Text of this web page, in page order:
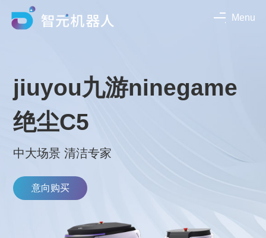
Menu
jiuyou九游ninegame
绝尘C5
中大场景 清洁专家
意向购买